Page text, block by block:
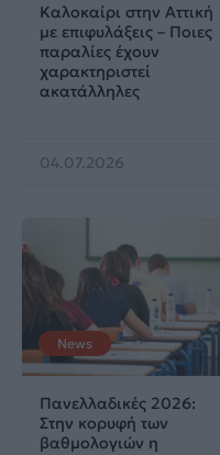
Καλοκαίρι στην Αττική
με επιφυλάξεις – Ποιες
παραλίες έχουν
χαρακτηριστεί
ακατάλληλες
04.07.2026
News
Πανελλαδικές 2026:
Στην κορυφή των
βαθμολογιών η